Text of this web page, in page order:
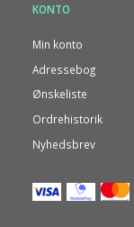
KONTO
Min konto
Adressebog
Ønskeliste
Ordrehistorik
Nyhedsbrev